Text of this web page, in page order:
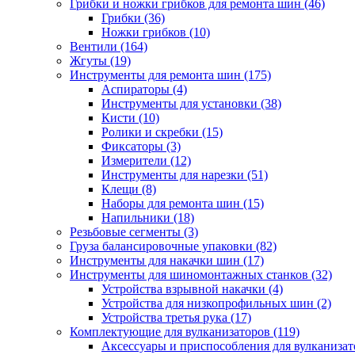
Грибки и ножки грибков для ремонта шин (46)
Грибки (36)
Ножки грибков (10)
Вентили (164)
Жгуты (19)
Инструменты для ремонта шин (175)
Аспираторы (4)
Инструменты для установки (38)
Кисти (10)
Ролики и скребки (15)
Фиксаторы (3)
Измерители (12)
Инструменты для нарезки (51)
Клещи (8)
Наборы для ремонта шин (15)
Напильники (18)
Резьбовые сегменты (3)
Груза балансировочные упаковки (82)
Инструменты для накачки шин (17)
Инструменты для шиномонтажных станков (32)
Устройства взрывной накачки (4)
Устройства для низкопрофильных шин (2)
Устройства третья рука (17)
Комплектующие для вулканизаторов (119)
Аксессуары и приспособления для